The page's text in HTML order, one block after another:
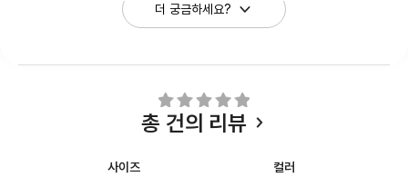
더 궁금하세요?
총 건의 리뷰
사이즈 컬러